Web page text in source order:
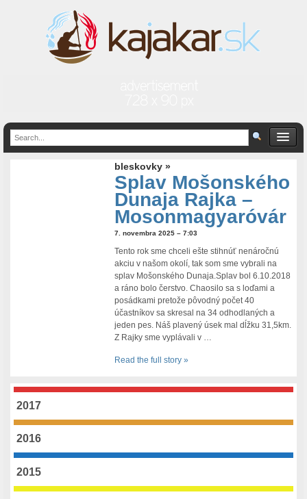
bleskovky »
Splav Mošonského
Dunaja Rajka –
Mosonmagyaróvár
7. novembra 2025 – 7:03
Tento rok sme chceli ešte stihnúť nenáročnú
akciu v našom okolí, tak som sme vybrali na
splav Mošonského Dunaja.Splav bol 6.10.2018
a ráno bolo čerstvo. Chaosilo sa s loďami a
posádkami pretože pôvodný počet 40
účastníkov sa skresal na 34 odhodlaných a
jeden pes. Náš plavený úsek mal dĺžku 31,5km.
Z Rajky sme vyplávali v …
Read the full story »
2017
2016
2015